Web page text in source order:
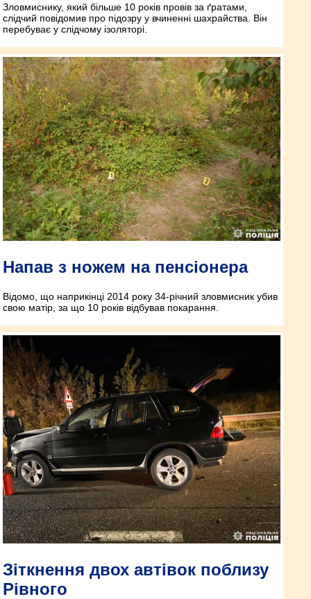
Зловмиснику, який більше 10 років провів за ґратами,
слідчий повідомив про підозру у вчиненні шахрайства. Він
перебуває у слідчому ізоляторі.
Напав з ножем на пенсіонера
Відомо, що наприкінці 2014 року 34-річний зловмисник убив
свою матір, за що 10 років відбував покарання.
Зіткнення двох автівок поблизу
Рівного